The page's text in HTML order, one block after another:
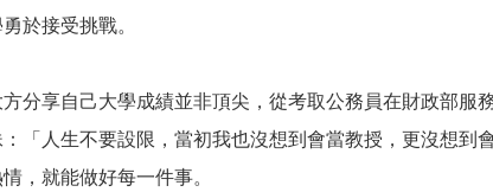
於接受挑戰。
分享自己大學成績並非頂尖，從考取公務員在財政部
「人生不要設限，當初我也沒想到會當教授，更沒想
，就能做好每一件事。